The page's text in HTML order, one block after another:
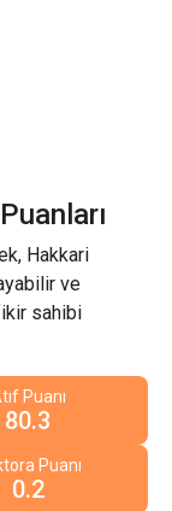
Hakkari
ve
sahibi
Puanı
80.3
Puanı
0.2